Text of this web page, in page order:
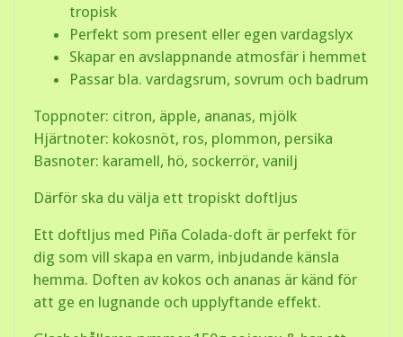
tropisk
Perfekt som present eller egen vardagslyx
Skapar en avslappnande atmosfär i hemmet
Passar bla. vardagsrum, sovrum och badrum
Toppnoter: citron, äpple, ananas, mjölk
Hjärtnoter: kokosnöt, ros, plommon, persika
Basnoter: karamell, hö, sockerrör, vanilj
Därför ska du välja ett tropiskt doftljus
Ett doftljus med Piña Colada-doft är perfekt för
dig som vill skapa en varm, inbjudande känsla
hemma. Doften av kokos och ananas är känd för
att ge en lugnande och upplyftande effekt.